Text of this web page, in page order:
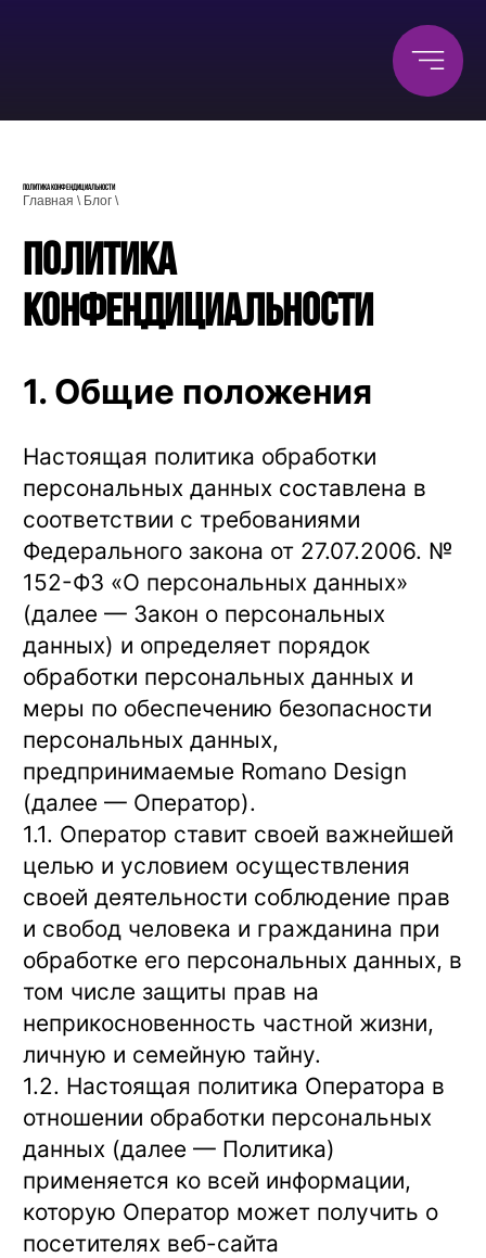
Политика конфендициальности
Главная \ Блог\
Политика
конфендициальности
1. Общие положения
Настоящая политика обработки
персональных данных составлена в
соответствии с требованиями
Федерального закона от 27.07.2006. №
152-ФЗ «О персональных данных»
(далее — Закон о персональных
данных) и определяет порядок
обработки персональных данных и
меры по обеспечению безопасности
персональных данных,
предпринимаемые Romano Design
(далее — Оператор).
1.1. Оператор ставит своей важнейшей
целью и условием осуществления
своей деятельности соблюдение прав
и свобод человека и гражданина при
обработке его персональных данных, в
том числе защиты прав на
неприкосновенность частной жизни,
личную и семейную тайну.
1.2. Настоящая политика Оператора в
отношении обработки персональных
данных (далее — Политика)
применяется ко всей информации,
которую Оператор может получить о
посетителях веб-сайта